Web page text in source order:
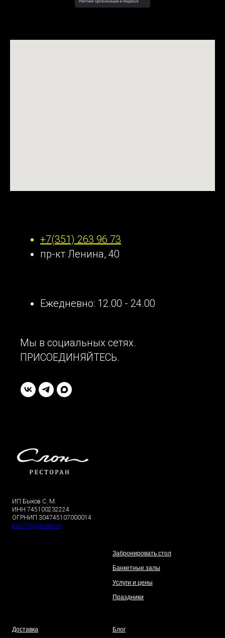
+7(351) 263 96 73
пр-кт Ленина, 40
Ежедневно: 12.00 - 24.00
Мы в социальных сетях.
ПРИСОЕДИНЯЙТЕСЬ.
ИП Быков С. М.
ИНН 745100232224
ОГРНИП 304745107000014
pun75@yandex.ru
Забронировать стол
Банкетные залы
Услуги и цены
Праздники
Доставка Блог